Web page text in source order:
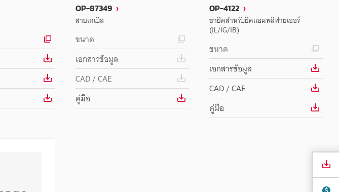
OP-87349
สายเคเบิล
ขนาด
เอกสารข้อมูล
CAD / CAE
คู่มือ
OP-4122
ขายึดสำหรับยึดแอมพลิฟายเออร์
(IL/IG/IB)
ขนาด
เอกสารข้อมูล
CAD / CAE
คู่มือ